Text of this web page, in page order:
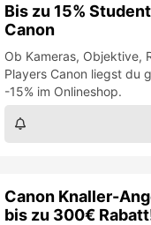
Bis zu 15%
Canon
Ob Kameras, Objektive,
Players Canon liegst du
-15% im Onlineshop.
Canon Knaller-
bis zu 300€